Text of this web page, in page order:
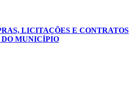
LICITAÇÕES E CONTRATOS
MUNICÍPIO